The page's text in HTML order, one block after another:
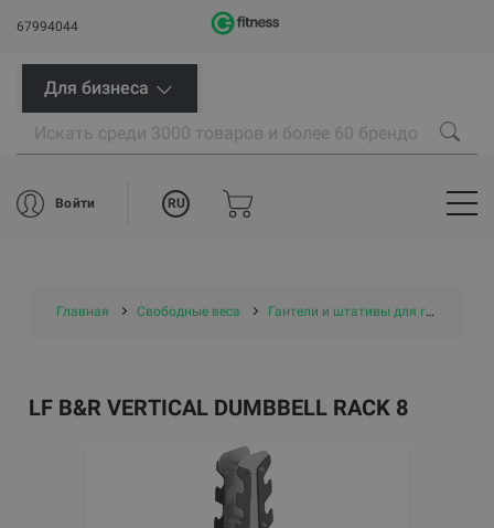
67994044
Для бизнеса
Войти RU
Главная Свободные веса Гантели и штативы для гантелей
LF B&R VERTICAL DUMBBELL RACK 8